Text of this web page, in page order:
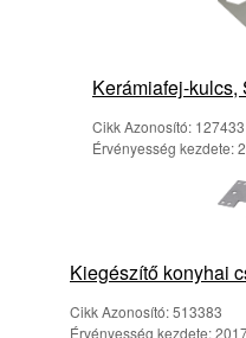
Kerámiafej-kulcs,
Cikk Azonosító: 127433
Érvényesség kezdete:
Kiegészítő konyhai
Cikk Azonosító: 513383
Érvényesség kezdete: